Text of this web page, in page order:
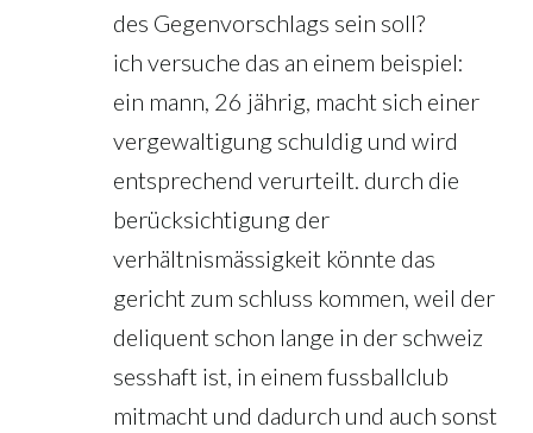
des Gegenvorschlags sein soll?
ich versuche das an einem beispiel:
ein mann, 26 jährig, macht sich einer
vergewaltigung schuldig und wird
entsprechend verurteilt. durch die
berücksichtigung der
verhältnismässigkeit könnte das
gericht zum schluss kommen, weil der
deliquent schon lange in der schweiz
sesshaft ist, in einem fussballclub
mitmacht und dadurch und auch sonst